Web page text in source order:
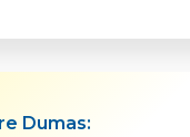
Dumas: